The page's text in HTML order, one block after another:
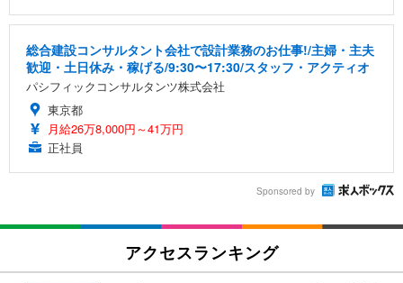
総合建設コンサルタント会社で設計業務のお仕事!/主婦・主夫
歓迎・土日休み・稼げる/9:30〜17:30/スタッフ・アクティオ
パシフィックコンサルタンツ株式会社
東京都
月給26万8,000円～41万円
正社員
Sponsored by
アクセスランキング